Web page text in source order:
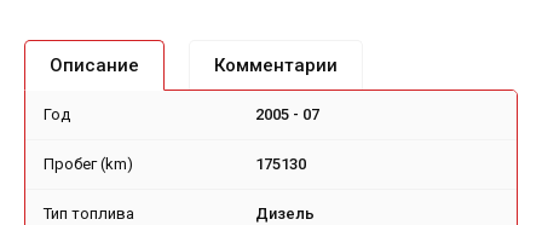
Описание Комментарии
Год 2005 - 07
Пробег (km) 175130
Тип топлива Дизель